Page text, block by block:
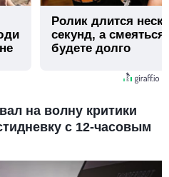
Ролик длится
секунд, а
будете долго
на волну критики
с 12‑часовым